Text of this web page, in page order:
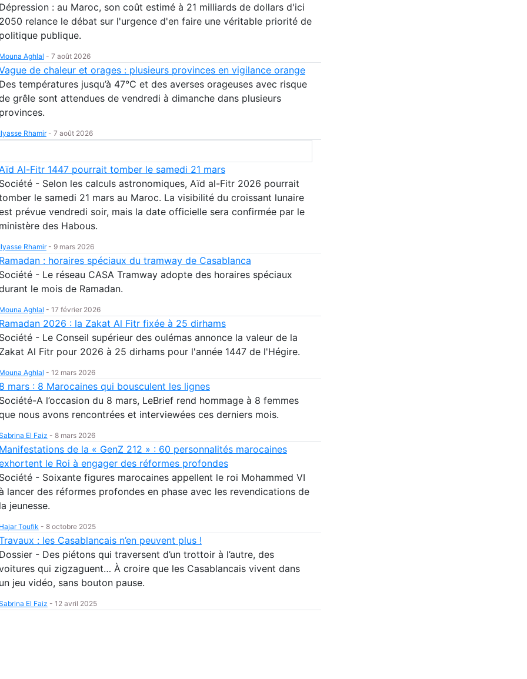
Dépression : au Maroc, son coût estimé à 21 milliards de dollars d'ici
2050 relance le débat sur l'urgence d'en faire une véritable priorité de
politique publique.
Mouna Aghlal - 7 août 2026
de chaleur et orages : plusieurs provinces en vigilance orange
Des températures jusqu’à 47°C et des averses orageuses avec risque
grêle sont attendues de vendredi à dimanche dans plusieurs
provinces.
Ilyasse Rhamir- 7 août 2026
Aïd Al-Fitr 1447 pourrait tomber le samedi 21 mars
Société - Selon les calculs astronomiques, Aïd al-Fitr 2026 pourrait
le samedi 21 mars au Maroc. La visibilité du croissant lunaire
prévue vendredi soir, mais la date officielle sera confirmée par le
ministère des Habous.
Ilyasse Rhamir- 9 mars 2026
Ramadan : horaires spéciaux du tramway de Casablanca
Société - Le réseau CASA Tramway adopte des horaires spéciaux
le mois de Ramadan.
Mouna Aghlal - 17 février 2026
Ramadan 2026 : la Zakat Al Fitr fixée à 25 dirhams
Société - Le Conseil supérieur des oulémas annonce la valeur de la
Zakat Al Fitr pour 2026 à 25 dirhams pour l'année 1447 de l'Hégire.
Mouna Aghlal - 12 mars 2026
8 mars : 8 Marocaines qui bousculent les lignes
Société-A l’occasion du 8 mars, LeBrief rend hommage à 8 femmes
nous avons rencontrées et interviewées ces derniers mois.
El Faiz - 8 mars 2026
Manifestations de la « GenZ 212 » : 60 personnalités marocaines
le Roi à engager des réformes profondes
Société - Soixante figures marocaines appellent le roi Mohammed VI
lancer des réformes profondes en phase avec les revendications de
la jeunesse.
Hajar Toufik - 8 octobre 2025
: les Casablancais n’en peuvent plus !
Dossier - Des piétons qui traversent d’un trottoir à l’autre, des
qui zigzaguent… À croire que les Casablancais vivent dans
un jeu vidéo, sans bouton pause.
El Faiz - 12 avril 2025